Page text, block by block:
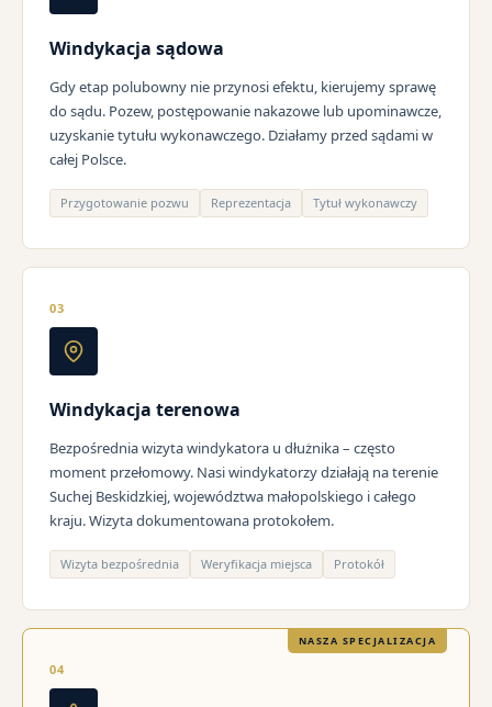
Windykacja sądowa
Gdy etap polubowny nie przynosi efektu, kierujemy sprawę
do sądu. Pozew, postępowanie nakazowe lub upominawcze,
uzyskanie tytułu wykonawczego. Działamy przed sądami w
całej Polsce.
Przygotowanie pozwu Reprezentacja Tytuł wykonawczy
03
Windykacja terenowa
Bezpośrednia wizyta windykatora u dłużnika – często
moment przełomowy. Nasi windykatorzy działają na terenie
Suchej Beskidzkiej, województwa małopolskiego i całego
kraju. Wizyta dokumentowana protokołem.
Wizyta bezpośrednia Weryfikacja miejsca Protokół
NASZA SPECJALIZACJA
04